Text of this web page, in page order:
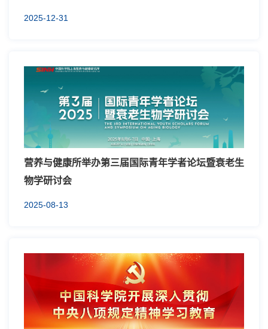
2025-12-31
营养与健康所举办第三届国际青年学者论坛暨衰老生
物学研讨会
2025-08-13